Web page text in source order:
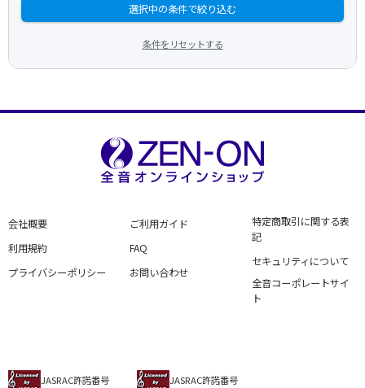
選択中の条件で絞り込む
条件をリセットする
会社概要
利用規約
プライバシーポリシー
ご利用ガイド
FAQ
お問い合わせ
特定商取引に関する表
記
セキュリティについて
全音コーポレートサイ
ト
JASRAC許諾番号
JASRAC許諾番号